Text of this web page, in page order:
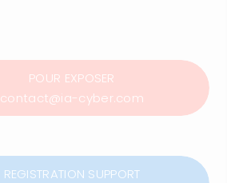
POUR EXPOSER
contact@ia-cyber.com
REGISTRATION SUPPORT